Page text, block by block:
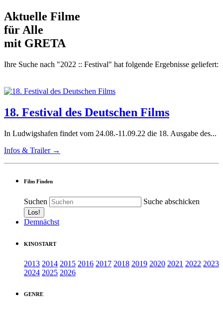
Aktuelle Filme
für Alle
mit GRETA
Ihre Suche nach "2022 :: Festival" hat folgende Ergebnisse geliefert:
18. Festival des Deutschen Films
In Ludwigshafen findet vom 24.08.-11.09.22 die 18. Ausgabe des...
Infos & Trailer →
Film Finden
Suchen Suche abschicken
Demnächst
KINOSTART
2013 2014 2015 2016 2017 2018 2019 2020 2021 2022 2023
2024 2025 2026
GENRE